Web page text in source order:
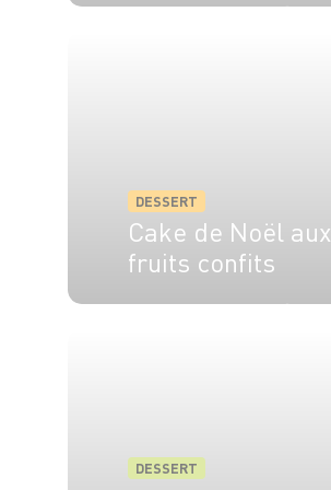
DESSERT
Cake de Noël aux
fruits confits
DESSERT